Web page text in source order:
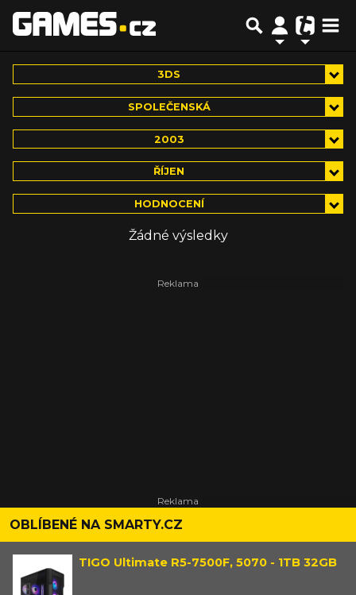
3DS
SPOLEČENSKÁ
2003
ŘÍJEN
HODNOCENÍ
Žádné výsledky
OBLÍBENÉ NA SMARTY.CZ
TIGO Ultimate R5-7500F, 5070 - 1TB 32GB